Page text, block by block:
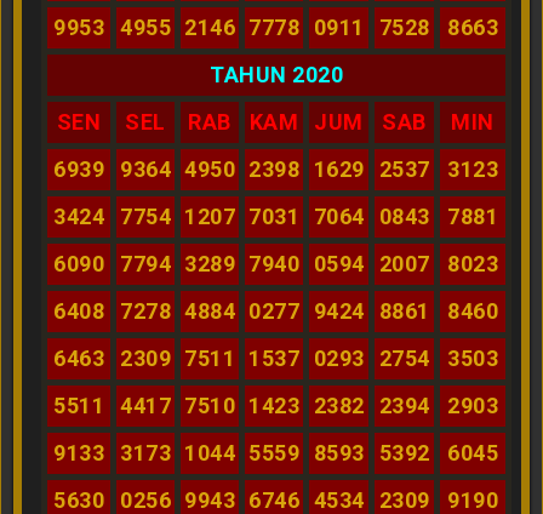
9953
4955 2146 7778 0911 7528
8663
TAHUN 2020
SEN
SEL RAB KAM JUM SAB
MIN
6939
9364 4950 2398 1629 2537
3123
3424
7754 1207 7031 7064 0843
7881
6090
7794 3289 7940 0594 2007
8023
6408
7278 4884 0277 9424 8861
8460
6463
2309 7511 1537 0293 2754
3503
5511
4417 7510 1423 2382 2394
2903
9133
3173 1044 5559 8593 5392
6045
5630
0256 9943 6746 4534 2309
9190